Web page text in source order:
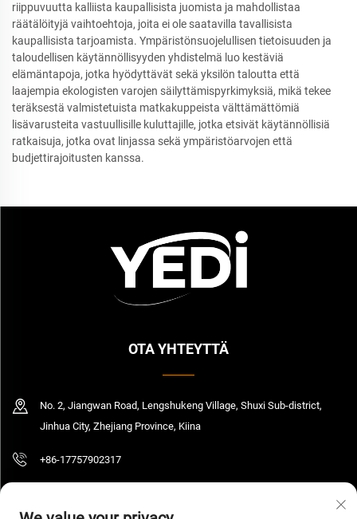
riippuvuutta kalliista kaupallisista juomista ja mahdollistaa
räätälöityjä vaihtoehtoja, joita ei ole saatavilla tavallisista
kaupallisista tarjoamista. Ympäristönsuojelullisen tietoisuuden ja
taloudellisen käytännöllisyyden yhdistelmä luo kestäviä
elämäntapoja, jotka hyödyttävät sekä yksilön taloutta että
laajempia ekologisten varojen säilyttämispyrkimyksiä, mikä tekee
teräksestä valmistetuista matkakuppeista välttämättömiä
lisävarusteita vastuullisille kuluttajille, jotka etsivät käytännöllisiä
ratkaisuja, jotka ovat linjassa sekä ympäristöarvojen että
budjettirajoitusten kanssa.
OTA YHTEYTTÄ
No. 2, Jiangwan Road, Lengshukeng Village, Shuxi Sub-district,
Jinhua City, Zhejiang Province, Kiina
+86-17757902317